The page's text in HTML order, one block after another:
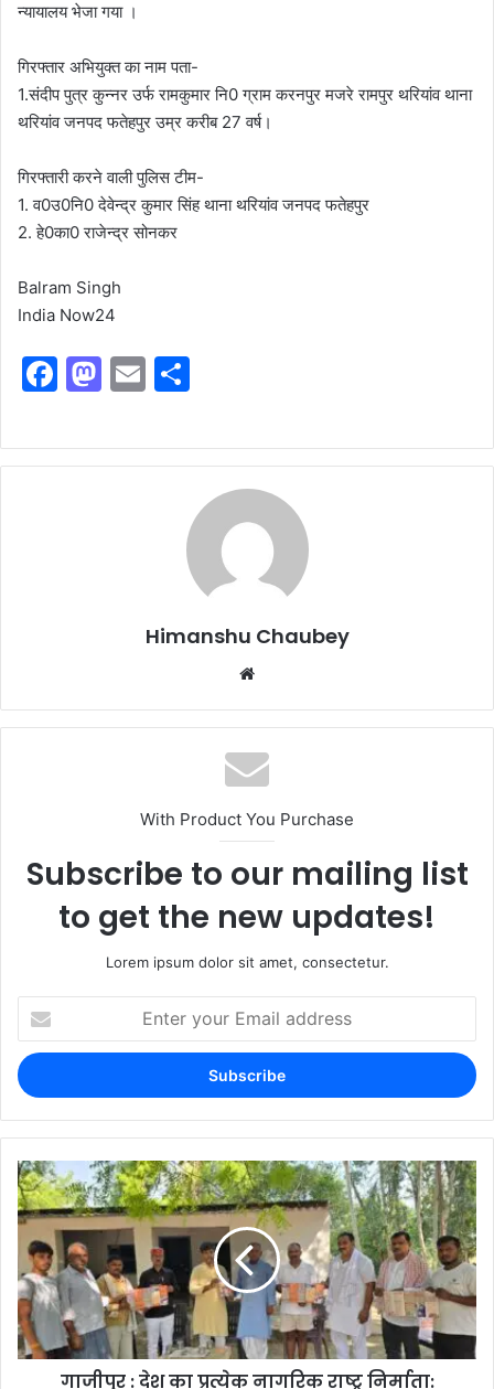
न्यायालय भेजा गया ।
गिरफ्तार अभियुक्त का नाम पता-
1.संदीप पुत्र कुन्नर उर्फ रामकुमार नि0 ग्राम करनपुर मजरे रामपुर थरियांव थाना
थरियांव जनपद फतेहपुर उम्र करीब 27 वर्ष।
गिरफ्तारी करने वाली पुलिस टीम-
1. व0उ0नि0 देवेन्द्र कुमार सिंह थाना थरियांव जनपद फतेहपुर
2. हे0का0 राजेन्द्र सोनकर
Balram Singh
India Now24
F
c
e
M
st
o
E
ai
l
ar
e
Himanshu Chaubey
With Product You Purchase
Subscribe to our mailing list
to get the new updates!
Lorem ipsum dolor sit amet, consectetur.
गाजीपुर : देश का प्रत्येक नागरिक राष्ट्र निर्माता: